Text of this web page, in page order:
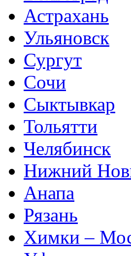
Астрахань
Ульяновск
Сургут
Сочи
Сыктывкар
Тольятти
Челябинск
Нижний
Анапа
Рязань
Химки –